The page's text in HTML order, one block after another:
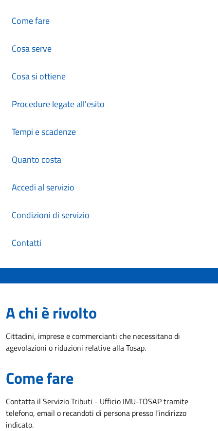
Come fare
Cosa serve
Cosa si ottiene
Procedure legate all'esito
Tempi e scadenze
Quanto costa
Accedi al servizio
Condizioni di servizio
Contatti
A chi è rivolto
Cittadini, imprese e commercianti che necessitano di
agevolazioni o riduzioni relative alla Tosap.
Come fare
Contatta il Servizio Tributi - Ufficio IMU-TOSAP tramite
telefono, email o recandoti di persona presso l'indirizzo
indicato.